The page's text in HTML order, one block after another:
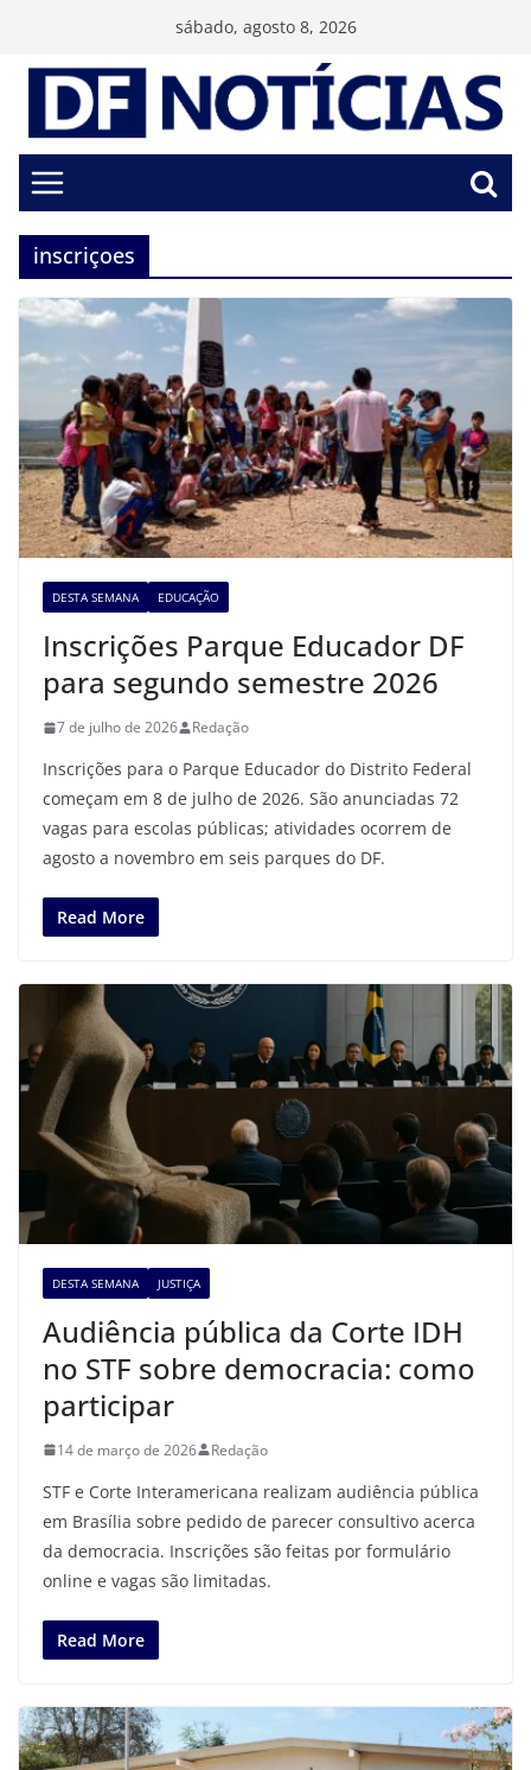
conteúdo
sábado, agosto 8, 2026
inscriçoes
DESTA SEMANA EDUCAÇÃO
Inscrições Parque Educador DF
para segundo semestre 2026
7 de julho de 2026 Redação
Inscrições para o Parque Educador do Distrito Federal
começam em 8 de julho de 2026. São anunciadas 72
vagas para escolas públicas; atividades ocorrem de
agosto a novembro em seis parques do DF.
Read More
DESTA SEMANA JUSTIÇA
Audiência pública da Corte IDH
no STF sobre democracia: como
participar
14 de março de 2026 Redação
STF e Corte Interamericana realizam audiência pública
em Brasília sobre pedido de parecer consultivo acerca
da democracia. Inscrições são feitas por formulário
online e vagas são limitadas.
Read More